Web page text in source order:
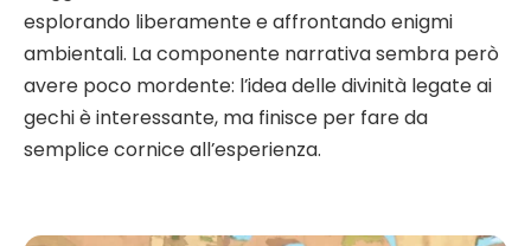
esplorando liberamente e affrontando enigmi
ambientali. La componente narrativa sembra però
avere poco mordente: l’idea delle divinità legate ai
gechi è interessante, ma finisce per fare da
semplice cornice all’esperienza.